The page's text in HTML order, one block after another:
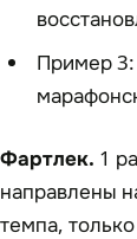
Пример
Фартлек. 1
направлены
темпа,